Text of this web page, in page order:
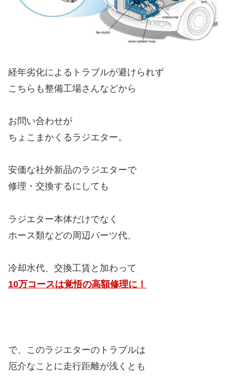
経年劣化によるトラブルが避けられず
こちらも整備工場さんなどから
お問い合わせが
ちょこまかくるラジエター。
安価な社外新品のラジエターで
修理・交換するにしても
ラジエター本体だけでなく
ホース類などの周辺パーツ代、
冷却水代、交換工賃と加わって
10万コースは覚悟の高額修理に！
で、このラジエターのトラブルは
厄介なことに走行距離が浅くとも